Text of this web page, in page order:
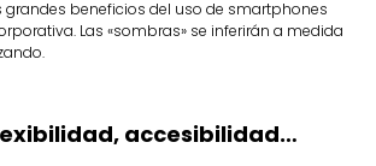
beneficios del uso de smartphones
Las «sombras» se inferirán a medida
accesibilidad…